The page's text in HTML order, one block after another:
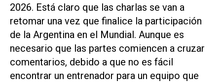
2026. Está claro que las charlas se van a
retomar una vez que finalice la participación
de la Argentina en el Mundial. Aunque es
necesario que las partes comiencen a cruzar
comentarios, debido a que no es fácil
encontrar un entrenador para un equipo que